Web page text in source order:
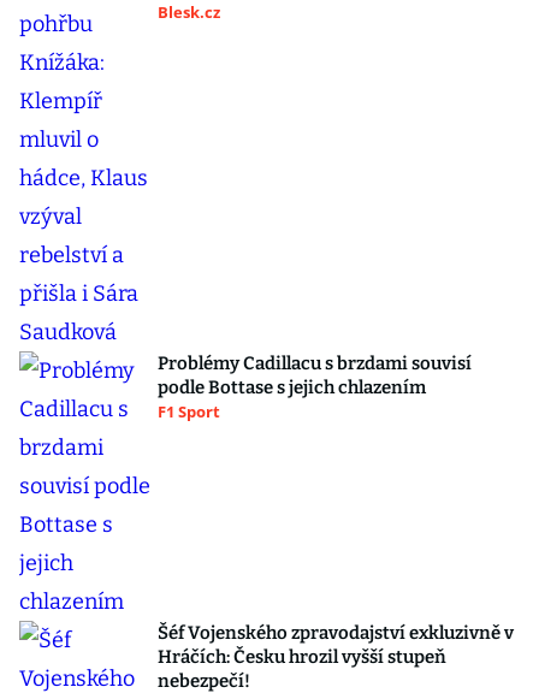
Blesk.cz
Problémy Cadillacu s brzdami souvisí
podle Bottase s jejich chlazením
F1 Sport
Šéf Vojenského zpravodajství exkluzivně v
Hráčích: Česku hrozil vyšší stupeň
nebezpečí!